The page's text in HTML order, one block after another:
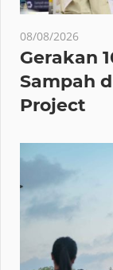
08/08/2026
Gerakan
Sampah
Project